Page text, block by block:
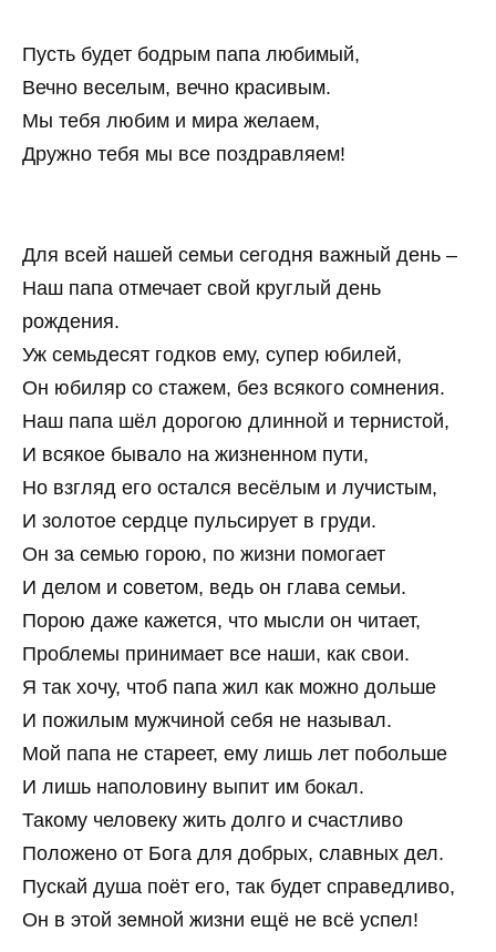
Пусть будет бодрым папа любимый,
Вечно веселым, вечно красивым.
Мы тебя любим и мира желаем,
Дружно тебя мы все поздравляем!
Для всей нашей семьи сегодня важный день –
Наш папа отмечает свой круглый день
рождения.
Уж семьдесят годков ему, супер юбилей,
Он юбиляр со стажем, без всякого сомнения.
Наш папа шёл дорогою длинной и тернистой,
И всякое бывало на жизненном пути,
Но взгляд его остался весёлым и лучистым,
И золотое сердце пульсирует в груди.
Он за семью горою, по жизни помогает
И делом и советом, ведь он глава семьи.
Порою даже кажется, что мысли он читает,
Проблемы принимает все наши, как свои.
Я так хочу, чтоб папа жил как можно дольше
И пожилым мужчиной себя не называл.
Мой папа не стареет, ему лишь лет побольше
И лишь наполовину выпит им бокал.
Такому человеку жить долго и счастливо
Положено от Бога для добрых, славных дел.
Пускай душа поёт его, так будет справедливо,
Он в этой земной жизни ещё не всё успел!